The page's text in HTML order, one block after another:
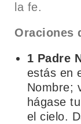
la fe.
Oraciones
1 Padre
estás en
Nombre;
hágase
el cielo.